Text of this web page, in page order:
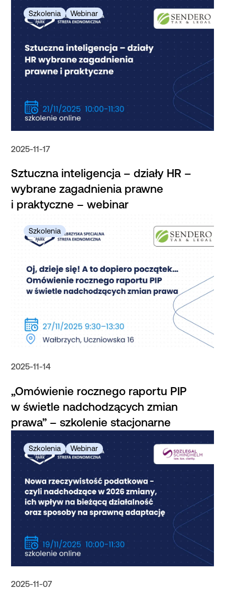
2025-11-17
Sztuczna inteligencja – działy HR –
wybrane zagadnienia prawne
i praktyczne – webinar
2025-11-14
„Omówienie rocznego raportu PIP
w świetle nadchodzących zmian
prawa” – szkolenie stacjonarne
2025-11-07